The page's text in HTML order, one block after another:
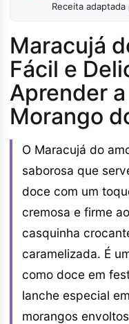
Receita
Maracujá
Fácil e
Aprender
Morango
O Maracujá do
saborosa que
doce com um
cremosa e firme
casquinha
caramelizada. É
como doce em
lanche especial
morangos